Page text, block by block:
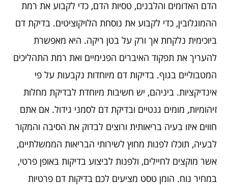
הדם האדומים והלבנים, טסיות הדם, כדי לקבוע את רמת
ההמוגלובין, כדי לקבוע את נוסחת הלויקוציטים. בדיקת דם
ביוכימית נלקחת אך ורק על בטן ריקה. היא מאפשרת
להעריך את תפקוד האיברים הפנימיים ואת רמת התהליכים
המטבוליים בגוף. בדיקות דם מיוחדות נקבעות על פי
אינדיקציות. ביניהם, יש חשיבות מיוחדת לבדיקת מחלות
זיהומיות, מומים גנטיים ובדיקת דם לסמני גידול. אם אתם
חווים איזו בעיה בריאותית ורוצים לבדוק את הסיבה והמקור
לבעיה, תוכלו לפנות מחוץ לשירותי הבריאות הממשלתיים,
אשר מוקצים לחיילים, ולפנות לביצוע בדיקות באופן פרטי,
במחיר נוח. הומן טסט מציעים לכם בדיקות דם פרטיות